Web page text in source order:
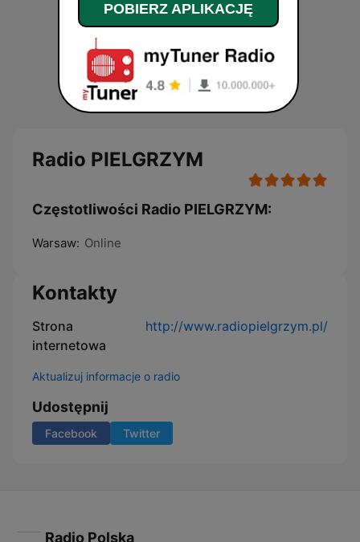
Radio PIELGRZYM
Częstotliwości Radio PIELGRZYM:
Warsaw: Online
Kontakty
Strona
internetowa
http://www.radiopielgrzym.pl/
Aktualizuj informacje o radio
Udostępnij
Facebook Twitter
Radio Polska
POBIERZ APLIKACJĘ